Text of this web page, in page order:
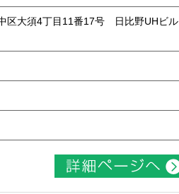
区大須4丁目11番17号 日比野UHビル